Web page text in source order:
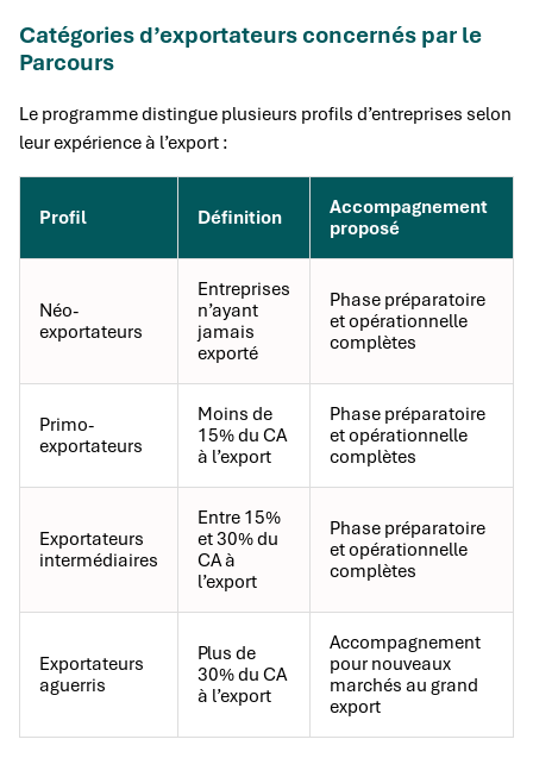
Catégories d’exportateurs concernés par le
Parcours
Le programme distingue plusieurs profils d’entreprises selon
leur expérience à l’export :
Profil Définition
Accompagnement
proposé
Néo-
exportateurs
Entreprises
n’ayant
jamais
exporté
Phase préparatoire
et opérationnelle
complètes
Primo-
exportateurs
Moins de
15% du CA
à l’export
Phase préparatoire
et opérationnelle
complètes
Exportateurs
intermédiaires
Entre 15%
et 30% du
CA à
l’export
Phase préparatoire
et opérationnelle
complètes
Exportateurs
aguerris
Plus de
30% du CA
à l’export
Accompagnement
pour nouveaux
marchés au grand
export